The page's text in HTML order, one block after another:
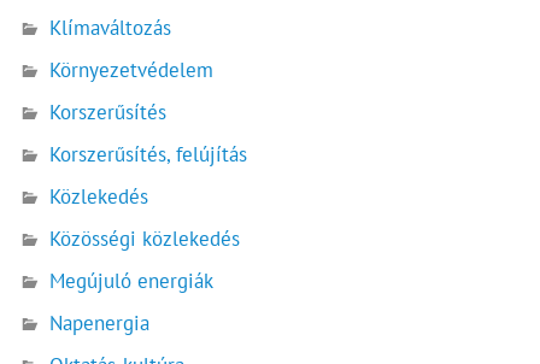
Klímaváltozás
Környezetvédelem
Korszerűsítés
Korszerűsítés, felújítás
Közlekedés
Közösségi közlekedés
Megújuló energiák
Napenergia